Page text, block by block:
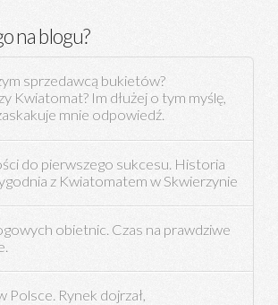
na blogu?
sprzedawcą bukietów?
Kwiatomat? Im dłużej o tym myślę,
mnie odpowiedź.
do pierwszego sukcesu. Historia
z Kwiatomatem w Skwierzynie
obietnic. Czas na prawdziwe
Polsce. Rynek dojrzał,